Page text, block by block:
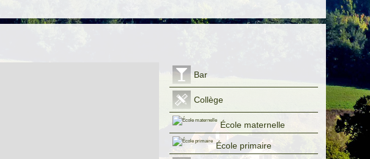
533085502
Bar
Collège
École maternelle
École primaire